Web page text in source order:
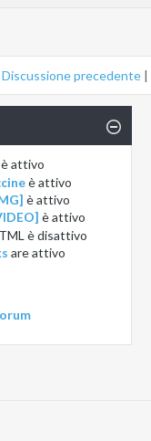
Discussione precedente |
èattivo
èattivo
èattivo
èattivo
èdisattivo
areattivo